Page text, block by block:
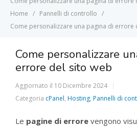
Home
Pannelli di controllo
Come personalizzare una pagina di errore
Come personalizzare
errore del sito web
Aggiornato il 10 Dicembre 2024
Categoria cPanel, Hosting, Pannelli di
Le pagine di errore vengono